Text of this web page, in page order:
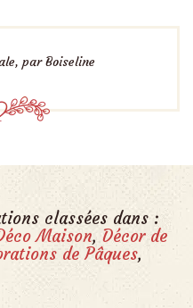
par Boiseline
classées dans :
Maison, Décor de
de Pâques,